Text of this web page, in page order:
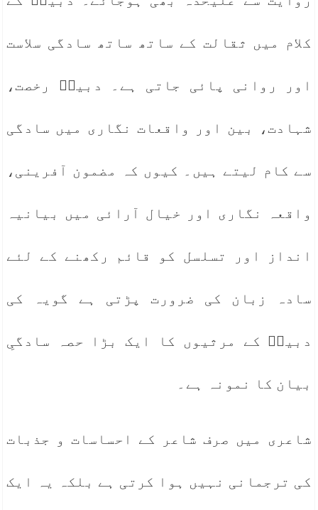
کلام میں ثقالت کے ساتھ ساتھ سادگی سلاست
اور روانی پائی جاتی ہے۔ دبیرؔ رخصت،
شہادت، بین اور واقعات نگاری میں سادگی
سے کام لیتے ہیں۔ کیوں کہ مضمون آفرینی،
واقعہ نگاری اور خیال آرائی میں بیانیہ
انداز اور تسلسل کو قائم رکھنے کے لئے
سادہ زبان کی ضرورت پڑتی ہے گویہ کی
دبیرؔ کے مرثیوں کا ایک بڑا حصہ سادگیِ
بیان کا نمونہ ہے۔
شاعری میں صرف شاعر کے احساسات و جذبات
کی ترجمانی نہیں ہوا کرتی ہے بلکہ یہ ایک